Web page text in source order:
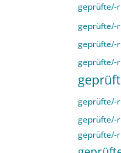
geprüfte/-
geprüfte/-
geprüfte/-
geprüfte/-
geprüfte/-r
geprüfte/-
geprüfte/-